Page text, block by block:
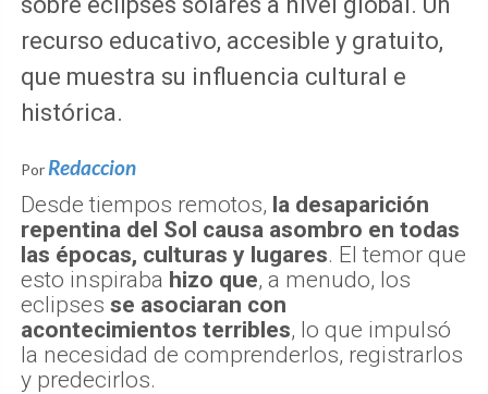
recurso educativo, accesible y gratuito,
que muestra su influencia cultural e
histórica.
Por Redaccion
Desde tiempos remotos, la desaparición
repentina del Sol causa asombro en todas
las épocas, culturas y lugares. El temor que
esto inspiraba hizo que, a menudo, los
eclipses se asociaran con
acontecimientos terribles, lo que impulsó
la necesidad de comprenderlos, registrarlos
y predecirlos.